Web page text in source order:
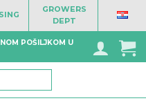
GROWERS
DEPT
POŠILJKOM U